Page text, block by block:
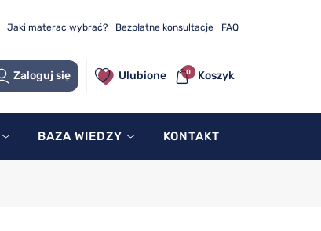
Jaki materac wybrać? Bezpłatne konsultacje FAQ
Zaloguj się Ulubione Koszyk
0
BAZA WIEDZY KONTAKT